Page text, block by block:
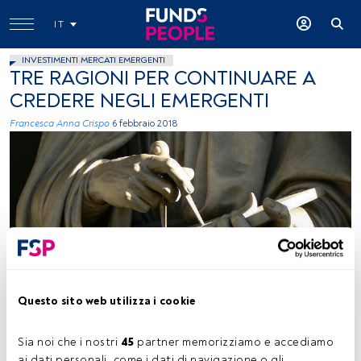
Questo sito web utilizza i cookie
Sia noi che i nostri 45 partner memorizziamo e accediamo
IT
INVESTIMENTI MERCATI EMERGENTI
TRE RAGIONI PER CONTINUARE A
CREDERE NEGLI EMERGENTI
Francesca Anna Crispo 6 febbraio 2018